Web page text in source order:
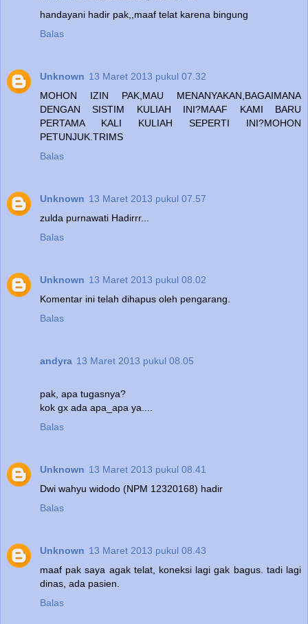
handayani hadir pak,,maaf telat karena bingung
Balas
Unknown 13 Maret 2013 pukul 07.32
MOHON IZIN PAK,MAU MENANYAKAN,BAGAIMANA
DENGAN SISTIM KULIAH INI?MAAF KAMI BARU
PERTAMA KALI KULIAH SEPERTI INI?MOHON
PETUNJUK.TRIMS
Balas
Unknown 13 Maret 2013 pukul 07.57
zulda purnawati Hadirrr...
Balas
Unknown 13 Maret 2013 pukul 08.02
Komentar ini telah dihapus oleh pengarang.
Balas
andyra 13 Maret 2013 pukul 08.05
pak, apa tugasnya?
kok gx ada apa_apa ya....
Balas
Unknown 13 Maret 2013 pukul 08.41
Dwi wahyu widodo (NPM 12320168) hadir
Balas
Unknown 13 Maret 2013 pukul 08.43
maaf pak saya agak telat, koneksi lagi gak bagus. tadi lagi
dinas, ada pasien.
Balas